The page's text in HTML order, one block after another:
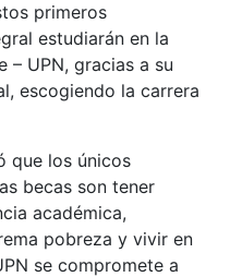
primeros
estudiarán en la
– UPN, gracias a su
escogiendo la carrera
que los únicos
becas son tener
académica,
pobreza y vivir en
se compromete a